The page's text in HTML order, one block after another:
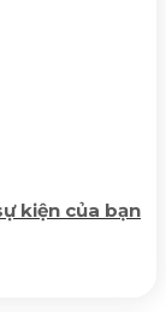
kiện của bạn